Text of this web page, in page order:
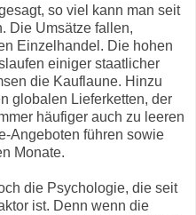
so viel kann man seit
Die Umsätze fallen,
Einzelhandel. Die hohen
einiger staatlicher
die Kauflaune. Hinzu
globalen Lieferketten, der
häufiger auch zu leeren
Angeboten führen sowie
Monate.
die Psychologie, die seit
ist. Denn wenn die